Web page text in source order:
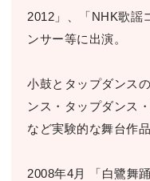
2012」、「NHK歌謡
ンサー等に出演。
小鼓とタップダンス
ンス・タップダンス
など実験的な舞台作
2008年4月 「白鷺舞